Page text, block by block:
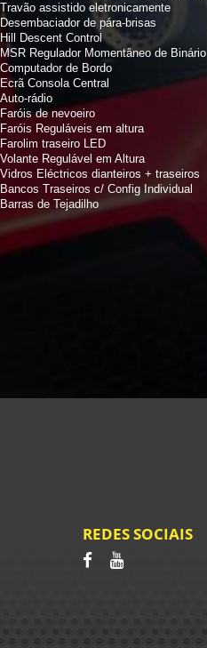
Travão assistido eletronicamente
Desembaciador de pára-brisas
Hill Descent Control
MSR Regulador Momentâneo de Binário
Computador de Bordo
Ecrã Consola Central
Auto-rádio
Faróis de nevoeiro
Faróis Reguláveis em altura
Farolim traseiro LED
Volante Regulável em Altura
Vidros Eléctricos dianteiros + traseiros
Bancos Traseiros c/ Config Individual
Barras de Tejadilho
REDES SOCIAIS